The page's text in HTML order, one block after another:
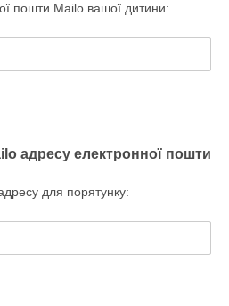
пошти Mailo вашої дитини:
адресу електронної пошти
для порятунку: